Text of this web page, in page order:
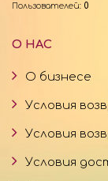
Пользователей: 0
О НАС
О бизнесе
Условия
Условия
Условия